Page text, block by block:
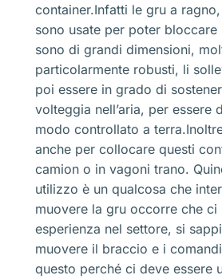
container.Infatti le gru a
sono usate per poter bloccare
sono di grandi dimensioni,
particolarmente robusti, li
poi essere in grado di
volteggia nell’aria, per essere
modo controllato a
anche per collocare questi
camion o in vagoni trano.
utilizzo è un qualcosa che
muovere la gru occorre che ci
esperienza nel settore, si
muovere il braccio e i
questo perché ci deve essere